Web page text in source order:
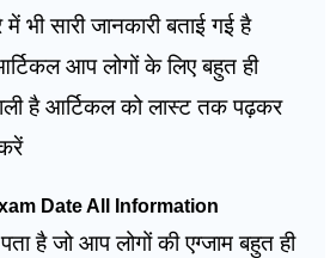
भी सारी जानकारी बताई गई है
आप लोगों के लिए बहुत ही
है आर्टिकल को लास्ट तक पढ़कर
Date All Information
है जो आप लोगों की एग्जाम बहुत ही